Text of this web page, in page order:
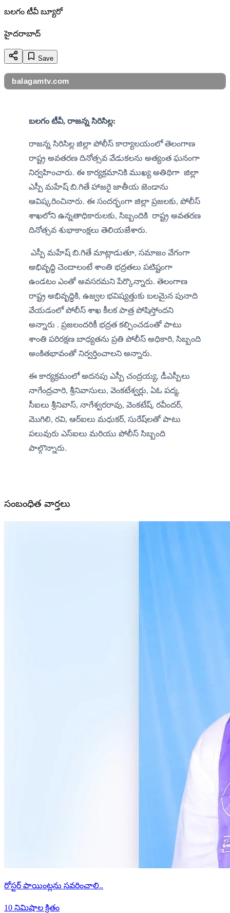
బలగం టీవీ బ్యూరో
హైదరాబాద్
Save
balagamtv.com
బలగం టీవీ, రాజన్న సిరిసిల్ల:
​రాజన్న సిరిసిల్ల జిల్లా పోలీస్ కార్యాలయంలో తెలంగాణ
రాష్ట్ర అవతరణ దినోత్సవ వేడుకలను అత్యంత ఘనంగా
నిర్వహించారు. ఈ కార్యక్రమానికి ముఖ్య అతిథిగా  జిల్లా
ఎస్పీ మహేష్ బి.గితే హాజరై జాతీయ జెండాను
ఆవిష్కరించినారు. ఈ సందర్భంగా జిల్లా ప్రజలకు, పోలీస్
శాఖలోని ఉన్నతాధికారులకు, సిబ్బందికి  రాష్ట్ర అవతరణ
దినోత్సవ శుభాకాంక్షలు తెలియజేశారు.
అభివృద్ధి చెందాలంటే శాంతి భద్రతలు పటిష్టంగా
ఉండటం ఎంతో అవసరమని పేర్కొన్నారు. తెలంగాణ
రాష్ట్ర అభివృద్ధికి, ఉజ్వల భవిష్యత్తుకు బలమైన పునాది
వేయడంలో పోలీస్ శాఖ కీలక పాత్ర పోషిస్తోందని
అన్నారు . ప్రజలందరికీ భద్రత కల్పించడంతో పాటు
శాంతి పరిరక్షణ బాధ్యతను ప్రతి పోలీస్ అధికారి, సిబ్బంది
అంకితభావంతో నిర్వర్తించాలని అన్నారు.
​ఈ కార్యక్రమంలో అదనపు ఎస్పీ చంద్రయ్య, డీఎస్పీలు
నాగేంద్రచారి, శ్రీనివాసులు, వెంకటేశ్వర్లు, ఏఓ పద్మ,
సీఐలు శ్రీనివాస్, నాగేశ్వరరావు, వెంకటేష్, రవీందర్,
మొగిలి, రవి, ఆర్ఐలు మధుకర్, సురేష్‌లతో పాటు
పలువురు ఎస్ఐలు మరియు పోలీస్ సిబ్బంది
పాల్గొన్నారు.
సంబంధిత వార్తలు
రోస్టర్ పాయింట్లను సవరించాలి..
10 నిమిషాల క్రితం